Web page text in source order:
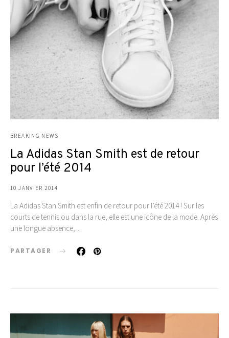
BREAKING NEWS
La Adidas Stan Smith est de retour
pour l’été 2014
10 JANVIER 2014
La Adidas Stan Smith est enfin de retour pour l’été 2014 ! Sur les
courts de tennis ou dans la rue, elle est une icône de la mode. Après
une longue absence,…
PARTAGER